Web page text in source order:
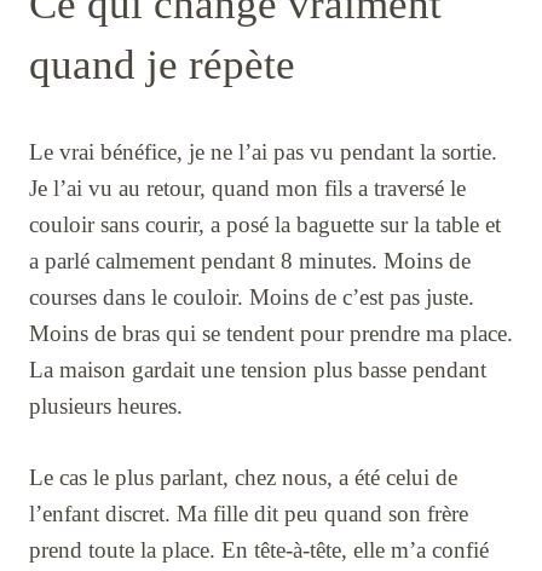
quand je répète
Le vrai bénéfice, je ne l’ai pas vu pendant la sortie.
Je l’ai vu au retour, quand mon fils a traversé le
couloir sans courir, a posé la baguette sur la table et
a parlé calmement pendant 8 minutes. Moins de
courses dans le couloir. Moins de c’est pas juste.
Moins de bras qui se tendent pour prendre ma place.
La maison gardait une tension plus basse pendant
plusieurs heures.
Le cas le plus parlant, chez nous, a été celui de
l’enfant discret. Ma fille dit peu quand son frère
prend toute la place. En tête-à-tête, elle m’a confié